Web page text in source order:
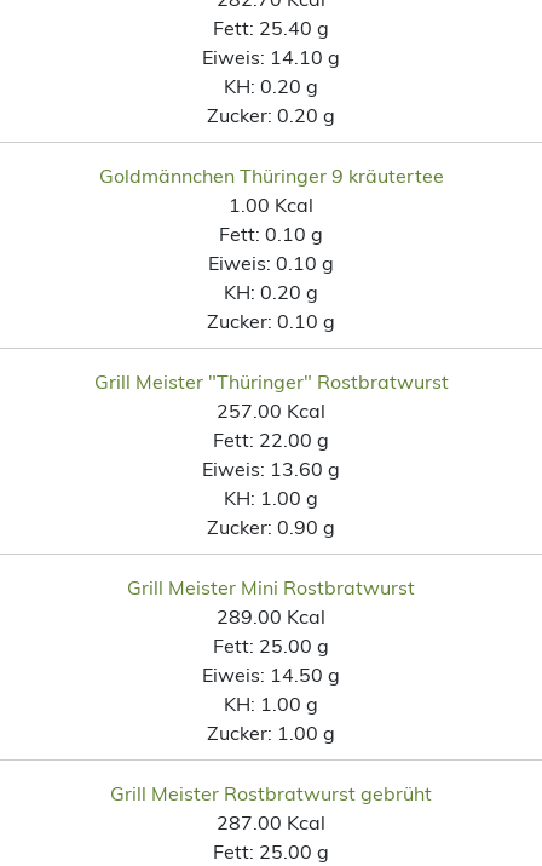
Fett: 25.40 g
Eiweis: 14.10 g
KH: 0.20 g
Zucker: 0.20 g
Goldmännchen Thüringer 9 kräutertee
1.00 Kcal
Fett: 0.10 g
Eiweis: 0.10 g
KH: 0.20 g
Zucker: 0.10 g
Grill Meister "Thüringer" Rostbratwurst
257.00 Kcal
Fett: 22.00 g
Eiweis: 13.60 g
KH: 1.00 g
Zucker: 0.90 g
Grill Meister Mini Rostbratwurst
289.00 Kcal
Fett: 25.00 g
Eiweis: 14.50 g
KH: 1.00 g
Zucker: 1.00 g
Grill Meister Rostbratwurst gebrüht
287.00 Kcal
Fett: 25.00 g